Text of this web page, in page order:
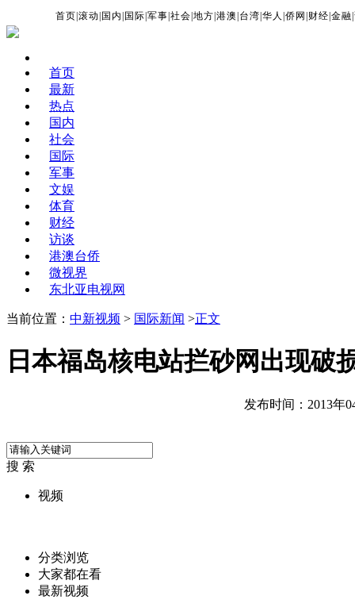
首页 |滚动 国内 国际 |军事 |社会 |地方 |港澳 台湾 |华人 |侨网 财经 |金融 |
首页
最新
热点
国内
社会
国际
军事
文娱
体育
财经
访谈
港澳台侨
微视界
东北亚电视网
当前位置： 中新视频 > 国际新闻 >正文
日本福岛核电站拦砂网出现破
发布时间：2013年
搜 索
视频
分类浏览
大家都在看
最新视频